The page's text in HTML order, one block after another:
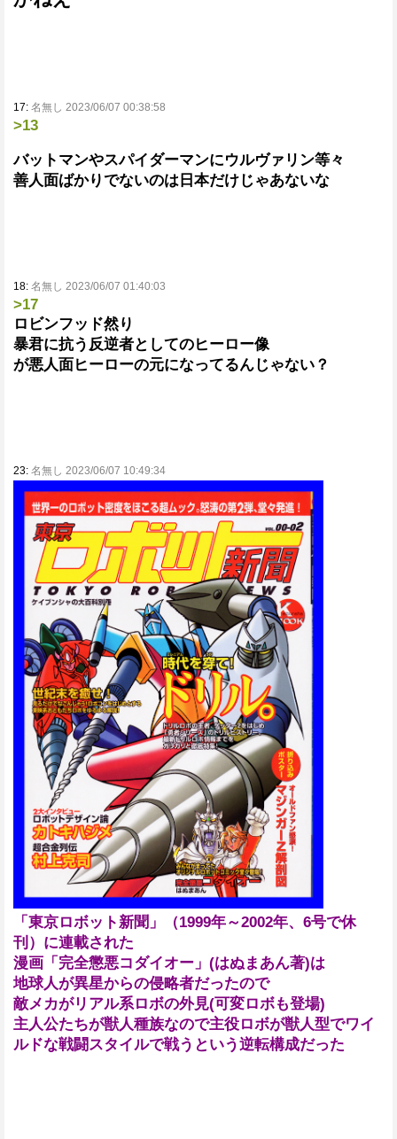
17: 名無し 2023/06/07 00:38:58
>13
バットマンやスパイダーマンにウルヴァリン等々
善人面ばかりでないのは日本だけじゃあないな
18: 名無し 2023/06/07 01:40:03
>17
ロビンフッド然り
暴君に抗う反逆者としてのヒーロー像
が悪人面ヒーローの元になってるんじゃない？
23: 名無し 2023/06/07 10:49:34
「東京ロボット新聞」（1999年～2002年、6号で休
刊）に連載された
漫画「完全懲悪コダイオー」(はぬまあん著)は
地球人が異星からの侵略者だったので
敵メカがリアル系ロボの外見(可変ロボも登場)
主人公たちが獣人種族なので主役ロボが獣人型でワイ
ルドな戦闘スタイルで戦うという逆転構成だった